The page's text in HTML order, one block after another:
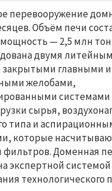
перевооружение
Объём печи
— 2,5 млн
двумя
главными и
желобами,
системами
сырья,
типа и
которые
фильтров. Доменная
экспертной системой
технологического